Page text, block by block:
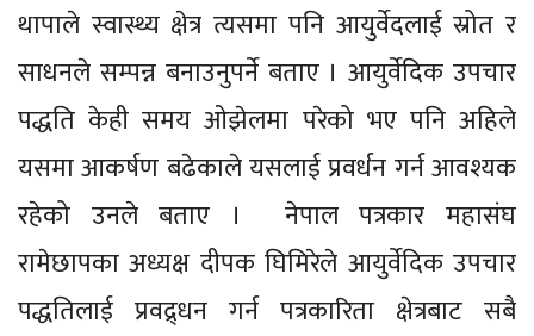
थापाले स्वास्थ्य क्षेत्र त्यसमा पनि आयुर्वेदलाई स्रोत र
साधनले सम्पन्न बनाउनुपर्ने बताए । आयुर्वेदिक उपचार
पद्धति केही समय ओझेलमा परेको भए पनि अहिले
यसमा आकर्षण बढेकाले यसलाई प्रवर्धन गर्न आवश्यक
रहेको उनले बताए । नेपाल पत्रकार महासंघ
रामेछापका अध्यक्ष दीपक घिमिरेले आयुर्वेदिक उपचार
पद्धतिलाई प्रवद्र्धन गर्न पत्रकारिता क्षेत्रबाट सबै